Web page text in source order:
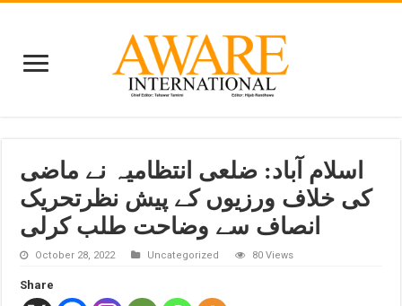
اسلام آباد: ضلعی انتظامیہ نے ماضی
کی خلاف ورزیوں کے پیش نظرتحریک
انصاف سے وضاحت طلب کرلی
October 28, 2022 Uncategorized 80 Views
Share